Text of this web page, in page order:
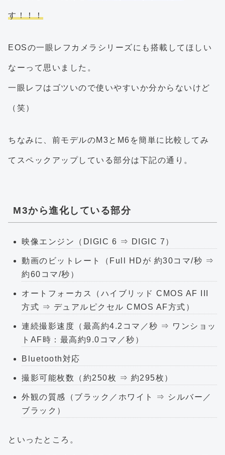
す！！！
EOSの一眼レフカメラシリーズにも搭載してほしい
なーって思いました。
一眼レフはゴツいので使いやすいか分からないけど
（笑）
ちなみに、前モデルのM3とM6を簡単に比較してみ
てスペックアップしている部分は下記の通り。
M3から進化している部分
映像エンジン（DIGIC 6 ⇒ DIGIC 7）
動画のビットレート（Full HDが 約30コマ/秒 ⇒
約60コマ/秒）
オートフォーカス（ハイブリッド CMOS AF III
方式 ⇒ デュアルピクセル CMOS AF方式）
連続撮影速度（最高約4.2コマ／秒 ⇒ ワンショッ
トAF時：最高約9.0コマ／秒）
Bluetooth対応
撮影可能枚数（約250枚 ⇒ 約295枚）
外観の質感（ブラック／ホワイト ⇒ シルバー／
ブラック）
といったところ。